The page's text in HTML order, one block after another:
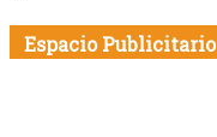
Espacio Publicitario